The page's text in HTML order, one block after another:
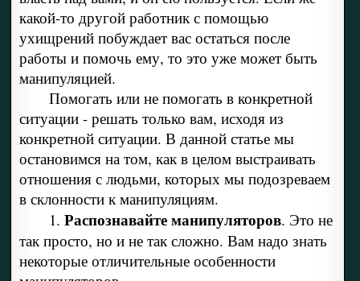
какой-то другой работник с помощью
ухищрений побуждает вас остаться после
работы и помочь ему, то это уже может быть
манипуляцией.
Помогать или не помогать в конкретной
ситуации - решать только вам, исходя из
конкретной ситуации. В данной статье мы
остановимся на том, как в целом выстраивать
отношения с людьми, которых мы подозреваем
в склонности к манипуляциям.
1. Распознавайте манипуляторов. Это не
так просто, но и не так сложно. Вам надо знать
некоторые отличительные особенности